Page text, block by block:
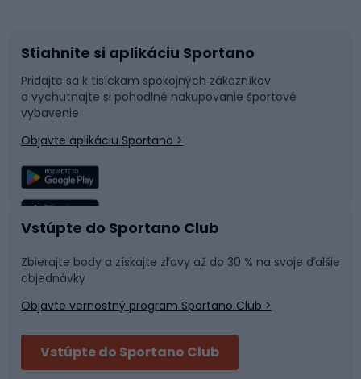
Príslušenstvo k bicyklom
Časti bicyklov
Rybolov
Športová medicína
Bushcraft
Bikepacking
Sane a kĺzačky
Snowboard
Plávanie
Tímové športy
Fitness a posilňovňa
Cyklistické prilby
Stiahnite si aplikáciu Sportano
Pridajte sa k tisíckam spokojných zákazníkov
a vychutnajte si pohodlné nakupovanie športové
vybavenie
Objavte aplikáciu Sportano >
Vstúpte do Sportano Club
Zbierajte body a získajte zľavy až do 30 % na svoje ďalšie
objednávky
Objavte vernostný program Sportano Club >
Vstúpte do Sportano Club